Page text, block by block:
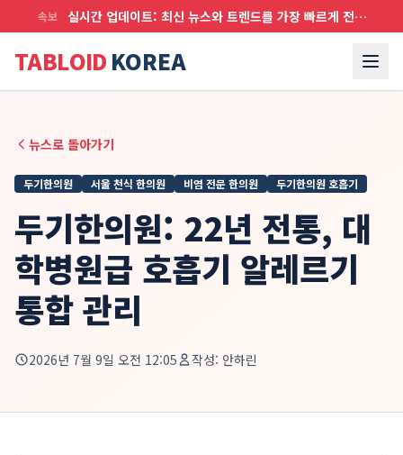
속보 실시간 업데이트: 최신 뉴스와 트렌드를 가장 빠르게 전달합니다
TABLOID KOREA
뉴스로 돌아가기
두기한의원 서울 천식 한의원 비염 전문 한의원 두기한의원 호흡기
두기한의원: 22년 전통, 대
학병원급 호흡기 알레르기
통합 관리
2026년 7월 9일 오전 12:05 작성: 안하린